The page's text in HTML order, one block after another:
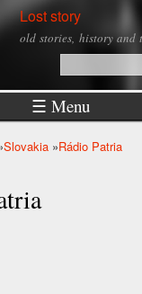
Skip to
main
Lost story
old stories, history and
Search form
☰ Menu
Slovakia »Rádio Patria